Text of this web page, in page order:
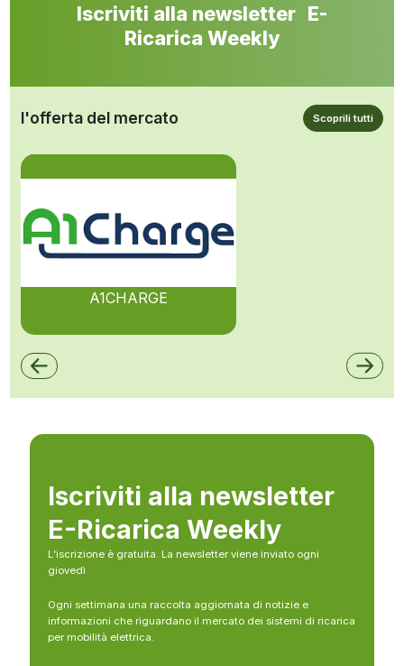
Iscriviti alla newsletter E-
Ricarica Weekly
l'offerta del mercato Scoprili tutti
A1CHARGE
Iscriviti alla newsletter
E-Ricarica Weekly
L’iscrizione è gratuita. La newsletter viene inviato ogni
giovedì
Ogni settimana una raccolta aggiornata di notizie e
informazioni che riguardano il mercato dei sistemi di ricarica
per mobilità elettrica.